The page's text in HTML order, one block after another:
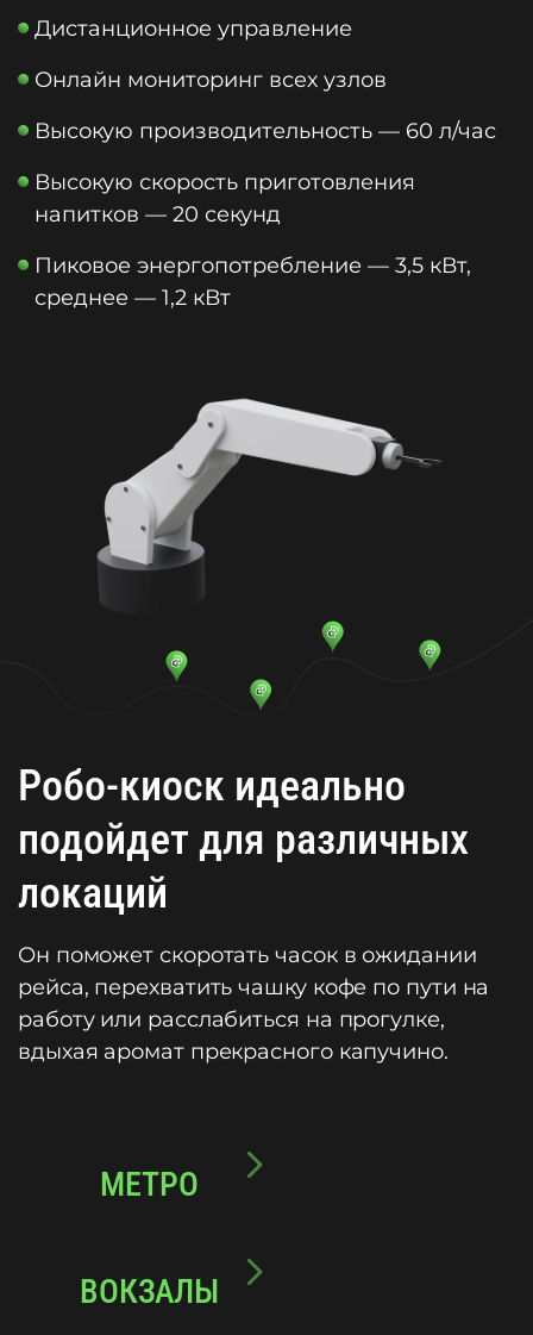
Дистанционное управление
Онлайн мониторинг всех узлов
Высокую производительность — 60 л/час
Высокую скорость приготовления
напитков — 20 секунд
Пиковое энергопотребление — 3,5 кВт,
среднее — 1,2 кВт
Робо-киоск идеально
подойдет для различных
локаций
Он поможет скоротать часок в ожидании
рейса, перехватить чашку кофе по пути на
работу или расслабиться на прогулке,
вдыхая аромат прекрасного капучино.
МЕТРО
ВОКЗАЛЫ